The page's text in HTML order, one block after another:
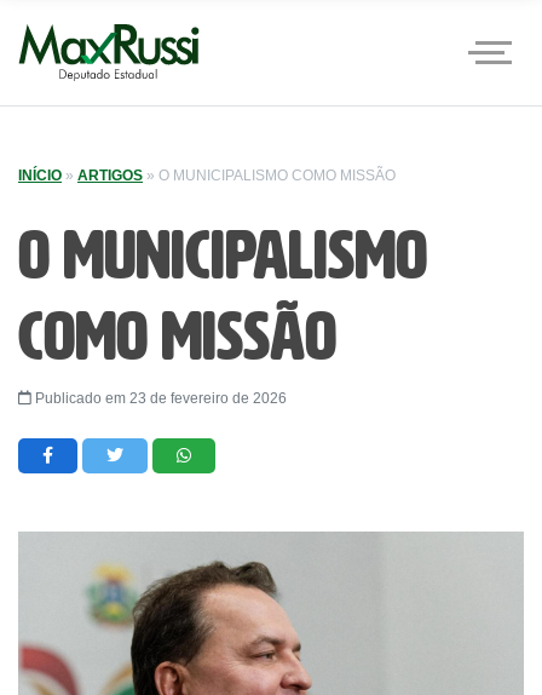
INÍCIO » ARTIGOS » O MUNICIPALISMO COMO MISSÃO
O Municipalismo
como missão
Publicado em 23 de fevereiro de 2026